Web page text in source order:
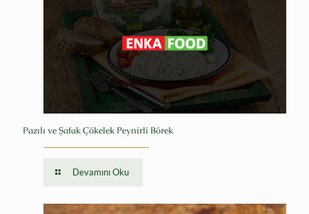
Pazılı ve Şafak Çökelek Peynirli Börek
Devamını Oku